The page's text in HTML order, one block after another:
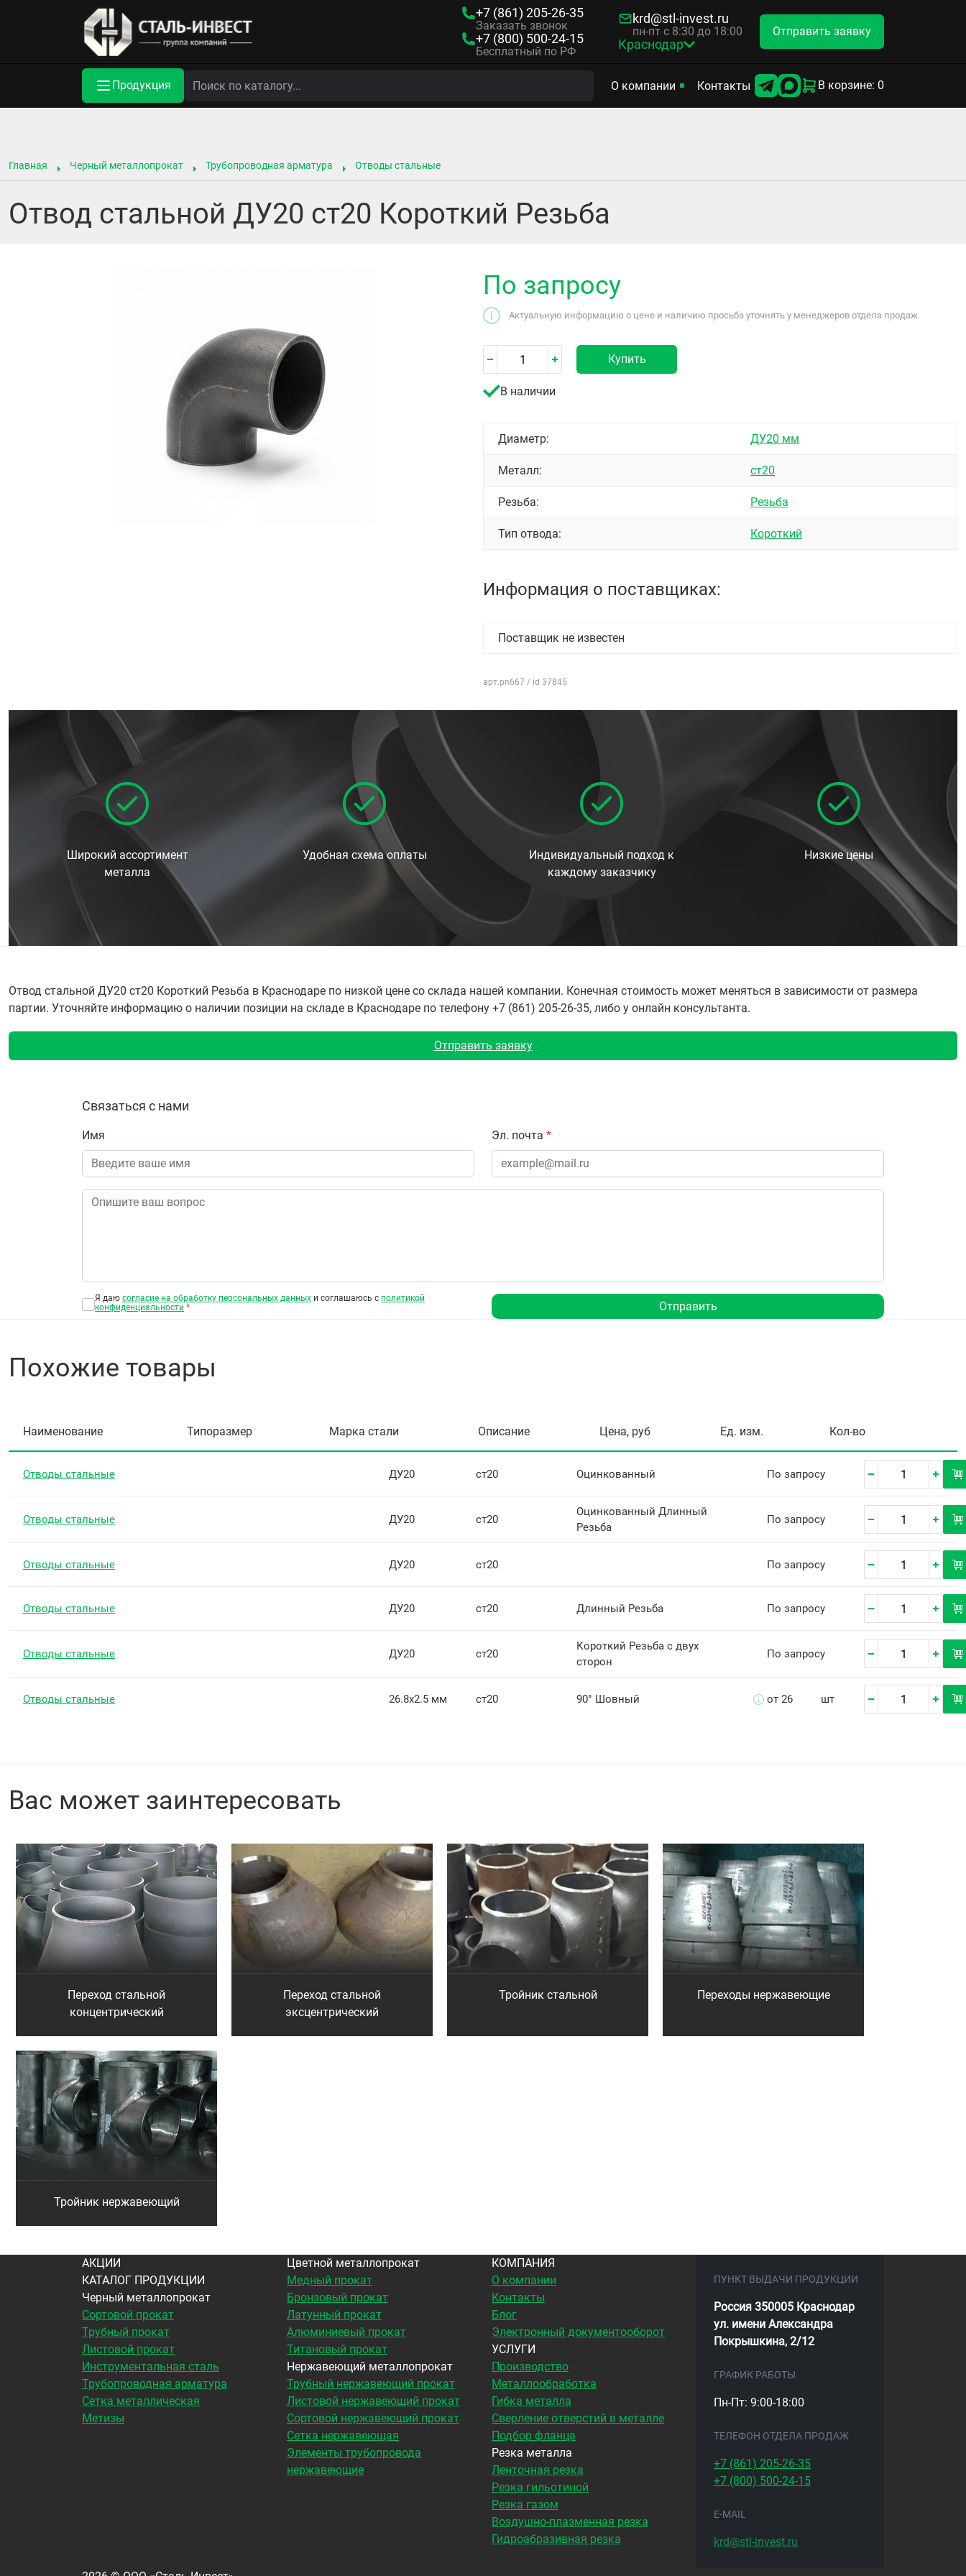
+7 (861) 205-26-35
Заказать звонок
+7 (800) 500-24-15
Бесплатный по РФ
krd@stl-invest.ru
пн-пт с 8:30 до 18:00
Краснодар
Отправить заявку
Продукция О компании Контакты В корзине: 0
Главная Черный металлопрокат Трубопроводная арматура Отводы стальные
Отвод стальной ДУ20 ст20 Короткий Резьба
По запросу
Актуальную информацию о цене и наличию просьба уточнять у менеджеров отдела продаж.
Купить
В наличии
Диаметр: ДУ20 мм
Металл: ст20
Резьба: Резьба
Тип отвода: Короткий
Информация о поставщиках:
Поставщик не известен
арт.pn667 / id 37845
Широкий ассортимент
металла
Удобная схема оплаты
Индивидуальный подход к
каждому заказчику
Низкие цены
Отвод стальной ДУ20 ст20 Короткий Резьба в Краснодаре по низкой цене со склада нашей компании. Конечная стоимость может меняться в зависимости от размера
партии. Уточняйте информацию о наличии позиции на складе в Краснодаре по телефону +7 (861) 205-26-35, либо у онлайн консультанта.
Отправить заявку
Связаться с нами
Имя Эл. почта *
Я даю согласие на обработку персональных данных и соглашаюсь с политикой
конфиденциальности * Отправить
Похожие товары
Наименование Типоразмер Марка стали Описание Цена, руб Ед. изм. Кол-во
Отводы стальные ДУ20 ст20 Оцинкованный По запросу
Отводы стальные ДУ20 ст20
Оцинкованный Длинный
Резьба
По запросу
Отводы стальные ДУ20 ст20 По запросу
Отводы стальные ДУ20 ст20 Длинный Резьба По запросу
Отводы стальные ДУ20 ст20
Короткий Резьба с двух
сторон
По запросу
Отводы стальные 26.8х2.5 мм ст20 90° Шовный от 26 шт
Вас может заинтересовать
Переход стальной
концентрический
Переход стальной
эксцентрический
Тройник стальной Переходы нержавеющие
Тройник нержавеющий
АКЦИИ
КАТАЛОГ ПРОДУКЦИИ
Черный металлопрокат
Сортовой прокат
Трубный прокат
Листовой прокат
Инструментальная сталь
Трубопроводная арматура
Сетка металлическая
Метизы
Цветной металлопрокат
Медный прокат
Бронзовый прокат
Латунный прокат
Алюминиевый прокат
Титановый прокат
Нержавеющий металлопрокат
Трубный нержавеющий прокат
Листовой нержавеющий прокат
Сортовой нержавеющий прокат
Сетка нержавеющая
Элементы трубопровода
нержавеющие
КОМПАНИЯ
О компании
Контакты
Блог
Электронный документооборот
УСЛУГИ
Производство
Металлообработка
Гибка металла
Сверление отверстий в металле
Подбор фланца
Резка металла
Ленточная резка
Резка гильотиной
Резка газом
Воздушно-плазменная резка
Гидроабразивная резка
ПУНКТ ВЫДАЧИ ПРОДУКЦИИ
Россия 350005 Краснодар
ул. имени Александра
Покрышкина, 2/12
ГРАФИК РАБОТЫ
Пн-Пт: 9:00-18:00
ТЕЛЕФОН ОТДЕЛА ПРОДАЖ
+7 (861) 205-26-35
+7 (800) 500-24-15
E-MAIL
krd@stl-invest.ru